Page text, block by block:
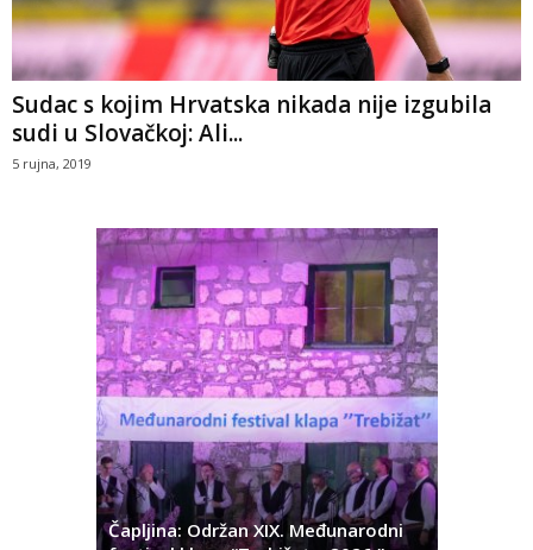
Sudac s kojim Hrvatska nikada nije izgubila
sudi u Slovačkoj: Ali...
5 rujna, 2019
Čapljina: Održan XIX. Međunarodni